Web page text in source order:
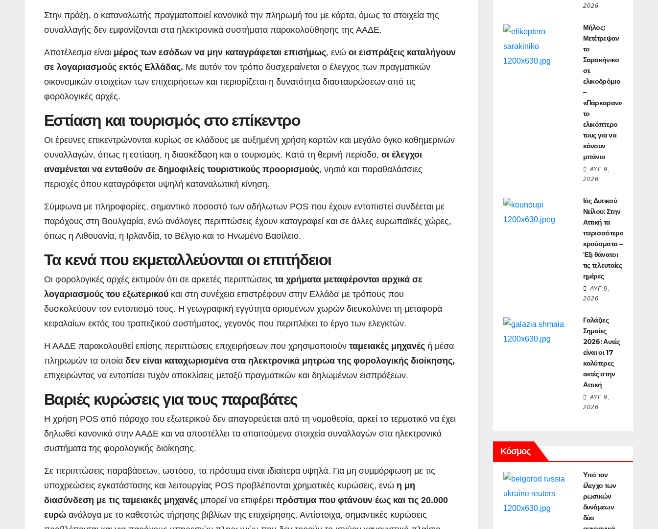
Στην πράξη, ο καταναλωτής πραγματοποιεί κανονικά την πληρωμή του με κάρτα, όμως τα στοιχεία της
συναλλαγής δεν εμφανίζονται στα ηλεκτρονικά συστήματα παρακολούθησης της ΑΑΔΕ.
Αποτέλεσμα είναι μέρος των εσόδων να μην καταγράφεται επισήμως, ενώ οι εισπράξεις καταλήγουν
σε λογαριασμούς εκτός Ελλάδας. Με αυτόν τον τρόπο δυσχεραίνεται ο έλεγχος των πραγματικών
οικονομικών στοιχείων των επιχειρήσεων και περιορίζεται η δυνατότητα διασταυρώσεων από τις
φορολογικές αρχές.
Εστίαση και τουρισμός στο επίκεντρο
Οι έρευνες επικεντρώνονται κυρίως σε κλάδους με αυξημένη χρήση καρτών και μεγάλο όγκο καθημερινών
συναλλαγών, όπως η εστίαση, η διασκέδαση και ο τουρισμός. Κατά τη θερινή περίοδο, οι έλεγχοι
αναμένεται να ενταθούν σε δημοφιλείς τουριστικούς προορισμούς, νησιά και παραθαλάσσιες
περιοχές όπου καταγράφεται υψηλή καταναλωτική κίνηση.
Σύμφωνα με πληροφορίες, σημαντικό ποσοστό των αδήλωτων POS που έχουν εντοπιστεί συνδέεται με
παρόχους στη Βουλγαρία, ενώ ανάλογες περιπτώσεις έχουν καταγραφεί και σε άλλες ευρωπαϊκές χώρες,
όπως η Λιθουανία, η Ιρλανδία, το Βέλγιο και το Ηνωμένο Βασίλειο.
Τα κενά που εκμεταλλεύονται οι επιτήδειοι
Οι φορολογικές αρχές εκτιμούν ότι σε αρκετές περιπτώσεις τα χρήματα μεταφέρονται αρχικά σε
λογαριασμούς του εξωτερικού και στη συνέχεια επιστρέφουν στην Ελλάδα με τρόπους που
δυσκολεύουν τον εντοπισμό τους. Η γεωγραφική εγγύτητα ορισμένων χωρών διευκολύνει τη μεταφορά
κεφαλαίων εκτός του τραπεζικού συστήματος, γεγονός που περιπλέκει το έργο των ελεγκτών.
Η ΑΑΔΕ παρακολουθεί επίσης περιπτώσεις επιχειρήσεων που χρησιμοποιούν ταμειακές μηχανές ή μέσα
πληρωμών τα οποία δεν είναι καταχωρισμένα στα ηλεκτρονικά μητρώα της φορολογικής διοίκησης,
επιχειρώντας να εντοπίσει τυχόν αποκλίσεις μεταξύ πραγματικών και δηλωμένων εισπράξεων.
Βαριές κυρώσεις για τους παραβάτες
Η χρήση POS από πάροχο του εξωτερικού δεν απαγορεύεται από τη νομοθεσία, αρκεί το τερματικό να έχει
δηλωθεί κανονικά στην ΑΑΔΕ και να αποστέλλει τα απαιτούμενα στοιχεία συναλλαγών στα ηλεκτρονικά
συστήματα της φορολογικής διοίκησης.
Σε περιπτώσεις παραβάσεων, ωστόσο, τα πρόστιμα είναι ιδιαίτερα υψηλά. Για μη συμμόρφωση με τις
υποχρεώσεις εγκατάστασης και λειτουργίας POS προβλέπονται χρηματικές κυρώσεις, ενώ η μη
διασύνδεση με τις ταμειακές μηχανές μπορεί να επιφέρει πρόστιμα που φτάνουν έως και τις 20.000
ευρώ ανάλογα με το καθεστώς τήρησης βιβλίων της επιχείρησης. Αντίστοιχα, σημαντικές κυρώσεις
2026
Μήλος:
Μετέτρεψαν
το
Σαρακήνικο
σε
ελικοδρόμιο
–
«Πάρκαραν»
το
ελικόπτερο
τους για να
κάνουν
μπάνιο
ΑΥΓ 9,
2026
Ιός Δυτικού
Νείλου: Στην
Αττική τα
περισσότερα
κρούσματα –
Έξι θάνατοι
τις τελευταίες
ημέρες
ΑΥΓ 9,
2026
Γαλάζιες
Σημαίες
2026: Αυτές
είναι οι 17
καλύτερες
ακτές στην
Αττική
ΑΥΓ 9,
2026
Κόσμος
Υπό τον
έλεγχο των
ρωσικών
δυνάμεων
δύο